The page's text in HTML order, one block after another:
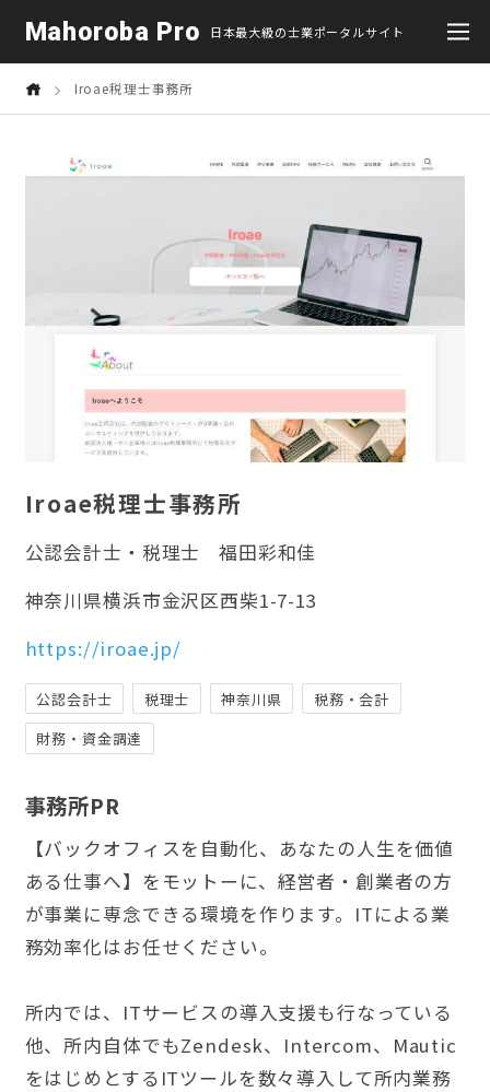
Mahoroba Pro 日本最大級の士業ポータルサイト
Iroae税理士事務所
Iroae税理士事務所
公認会計士・税理士
福田彩和佳
神奈川県横浜市金沢区西柴1-7-13
https://iroae.jp/
公認会計士 税理士 神奈川県
税務・会計
財務・資金調達
事務所PR
【バックオフィスを自動化、あなたの人生を価値
ある仕事へ】をモットーに、経営者・創業者の方
が事業に専念できる環境を作ります。ITによる業
務効率化はお任せください。
所内では、ITサービスの導入支援も行なっている
他、所内自体でもZendesk、Intercom、Mautic
をはじめとするITツールを数々導入して所内業務